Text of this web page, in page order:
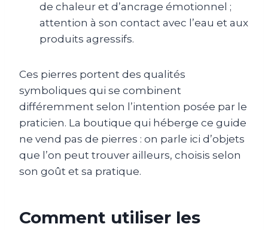
de chaleur et d’ancrage émotionnel ;
attention à son contact avec l’eau et aux
produits agressifs.
Ces pierres portent des qualités
symboliques qui se combinent
différemment selon l’intention posée par le
praticien. La boutique qui héberge ce guide
ne vend pas de pierres : on parle ici d’objets
que l’on peut trouver ailleurs, choisis selon
son goût et sa pratique.
Comment utiliser les